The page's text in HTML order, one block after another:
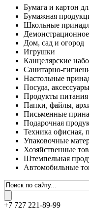
Бумага и картон
Бумажная
Школьные
Дом, сад и огород
Игрушки
Канцелярские
Санитарно-
Настольные
Посуда,
Продукты питания
Папки, файлы,
Письменные
Подарочная
Техника офисная,
Упаковочные
Хозяйственные
Штемпельная
Автомобильные
+7 727 221-89-99